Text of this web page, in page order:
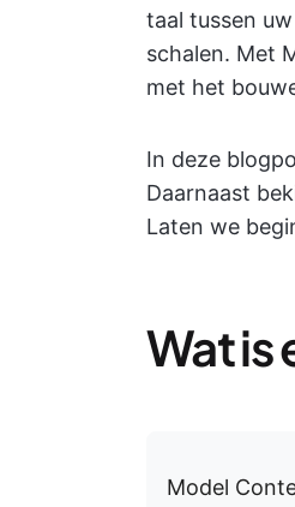
taal tussen
schalen. Met
met het
In deze
Daarnaast
Laten we
Wat
Model